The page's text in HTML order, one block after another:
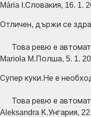
Mária I.Словакия, 16. 1.
Отличен, държи се
Това ревю е
Mariola M. Полша, 5. 1.
Супер куки.Не е
Това ревю е
Aleksandra K.Унгария,